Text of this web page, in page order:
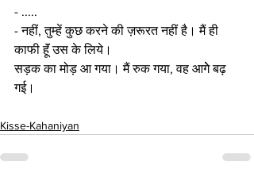
- .....
- नहीं, तुम्हें कुछ करने की ज़रूरत नहीं है। मैं ही
काफी हूॅं उस के लिये।
सड़क का मोड़ आ गया। मैं रुक गया, वह आगेे बढ़
गई।
Kisse-Kahaniyan